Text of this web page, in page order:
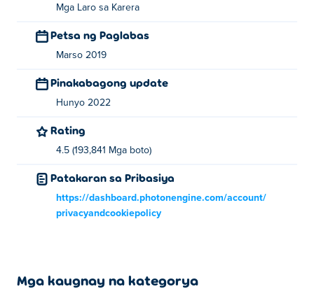
Mga Laro sa Karera
Petsa ng Paglabas
Marso 2019
Pinakabagong update
Hunyo 2022
Rating
4.5 (193,841 Mga boto)
Patakaran sa Pribasiya
https://dashboard.photonengine.com/account/
privacyandcookiepolicy
Mga kaugnay na kategorya